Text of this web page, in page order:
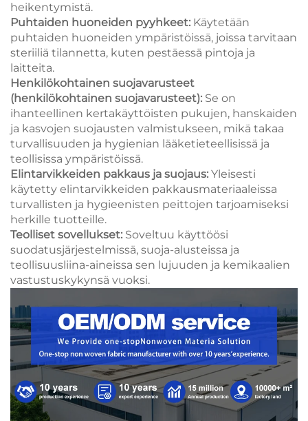
heikentymistä.
Puhtaiden huoneiden pyyhkeet: Käytetään
puhtaiden huoneiden ympäristöissä, joissa tarvitaan
steriiliä tilannetta, kuten pestäessä pintoja ja
laitteita.
Henkilökohtainen suojavarusteet
(henkilökohtainen suojavarusteet): Se on
ihanteellinen kertakäyttöisten pukujen, hanskaiden
ja kasvojen suojausten valmistukseen, mikä takaa
turvallisuuden ja hygienian lääketieteellisissä ja
teollisissa ympäristöissä.
Elintarvikkeiden pakkaus ja suojaus: Yleisesti
käytetty elintarvikkeiden pakkausmateriaaleissa
turvallisten ja hygieenisten peittojen tarjoamiseksi
herkille tuotteille.
Teolliset sovellukset: Soveltuu käyttöösi
suodatusjärjestelmissä, suoja-alusteissa ja
teollisuusliina-aineissa sen lujuuden ja kemikaalien
vastustuskykynsä vuoksi.